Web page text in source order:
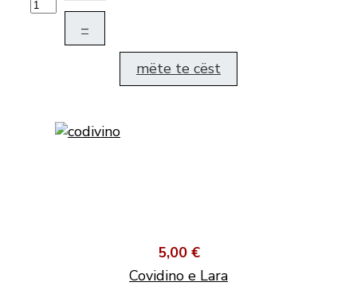
–
mëte te cëst
5,00 €
Covidino e Lara